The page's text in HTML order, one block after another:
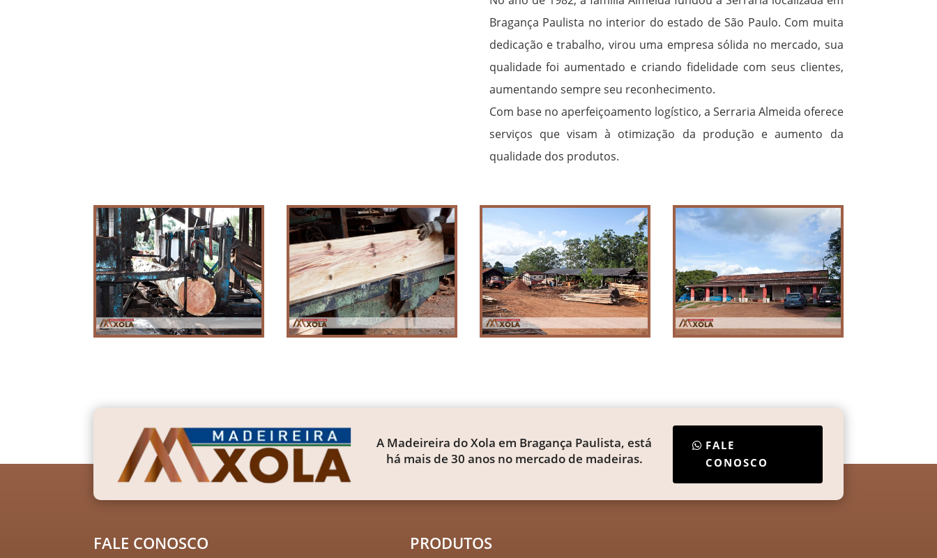
Bragança Paulista no interior do estado de São Paulo. Com muita
dedicação e trabalho, virou uma empresa sólida no mercado, sua
qualidade foi aumentado e criando fidelidade com seus clientes,
aumentando sempre seu reconhecimento.
Com base no aperfeiçoamento logístico, a Serraria Almeida oferece
serviços que visam à otimização da produção e aumento da
qualidade dos produtos.
A Madeireira do Xola em Bragança Paulista, está
há mais de 30 anos no mercado de madeiras.
FALE
CONOSCO
FALE CONOSCO PRODUTOS